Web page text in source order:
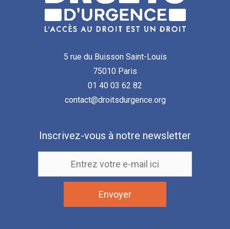
5 rue du Buisson Saint-Louis
75010 Paris
01 40 03 62 82
contact@droitsdurgence.org
Inscrivez-vous à notre newsletter